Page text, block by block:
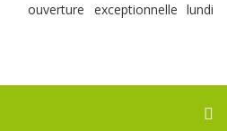
ouverture exceptionnelle lundi